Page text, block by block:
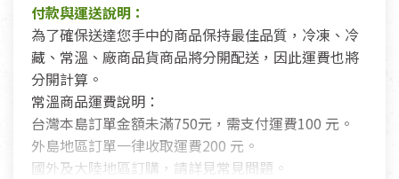
付款與運送說明：
為了確保送達您手中的商品保持最佳品質，冷凍、冷
藏、常溫、廠商品貨商品將分開配送，因此運費也將
分開計算。
常溫商品運費說明：
台灣本島訂單金額未滿750元，需支付運費100 元。
外島地區訂單一律收取運費200 元。
國外及大陸地區訂購，請詳見常見問題。